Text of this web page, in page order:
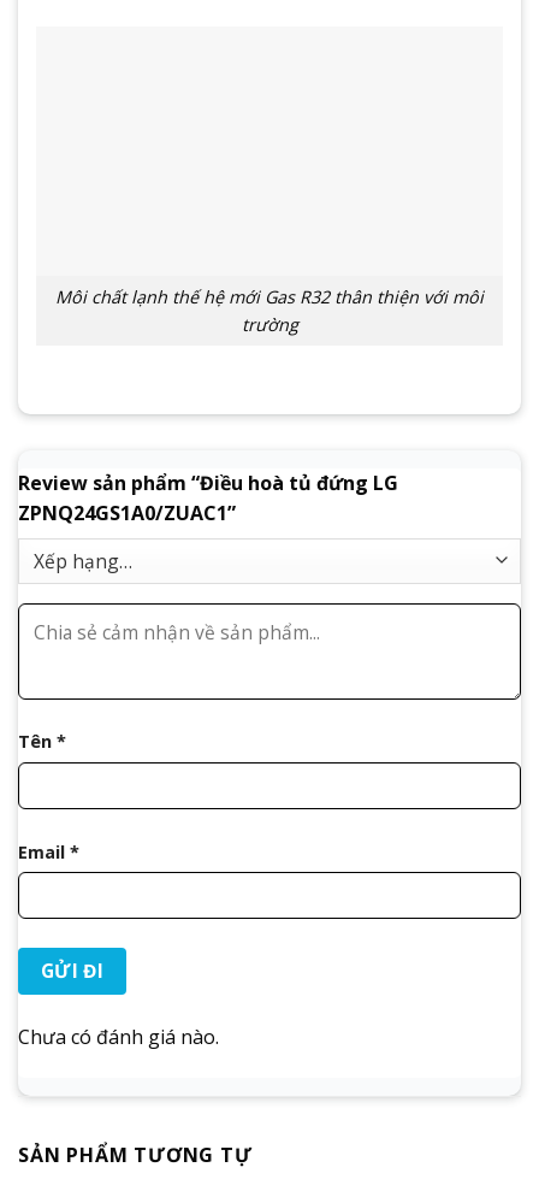
Môi chất lạnh thế hệ mới Gas R32 thân thiện với môi
trường
Review sản phẩm “Điều hoà tủ đứng LG
ZPNQ24GS1A0/ZUAC1”
Tên *
Email *
Chưa có đánh giá nào.
SẢN PHẨM TƯƠNG TỰ